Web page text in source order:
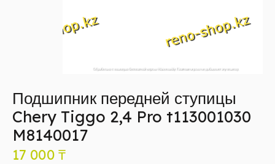
Подшипник передней ступицы
Chery Tiggo 2,4 Pro t113001030
M8140017
17 000 ₸